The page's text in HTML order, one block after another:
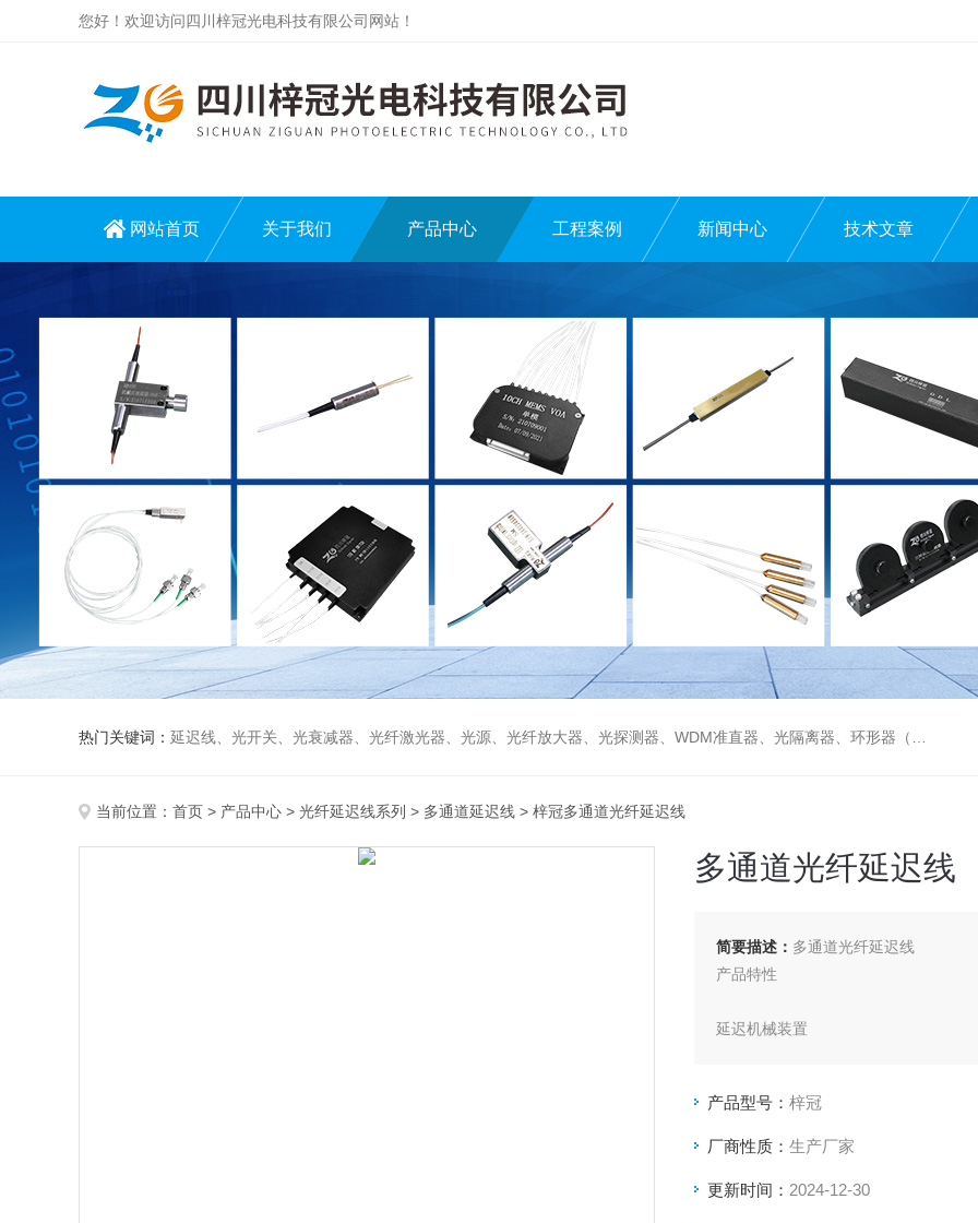
您好！欢迎访问四川梓冠光电科技有限公司网站！
网站首页 关于我们 产品中心 工程案例 新闻中心 技术文章
热门关键词： 延迟线、光开关、光衰减器、光纤激光器、光源、光纤放大器、光探测器、WDM准直器、光隔离器、环形器（三端口、四端口）、偏振分束器/合束器、起偏器、耦合器、单纤/双纤准直器、激光准直器、光纤反射镜、光纤旋转器、偏振控制器（三环、挤压式）、光栅、波分复用器（CWDM/DWDM）等
当前位置： 首页 > 产品中心 > 光纤延迟线系列 > 多通道延迟线 > 梓冠多通道光纤延迟线
多通道光纤延迟线
简要描述： 多通道光纤延迟线
产品特性
延迟机械装置
宽延迟范围
产品型号： 梓冠
厂商性质： 生产厂家
更新时间： 2024-12-30